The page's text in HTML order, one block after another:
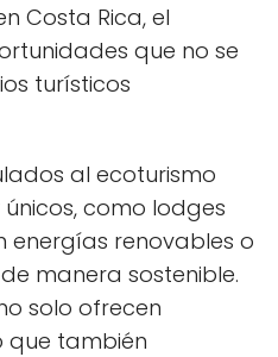
Costa Rica, el
que no se
turísticos
al ecoturismo
como lodges
energías renovables o
manera sostenible.
solo ofrecen
que también